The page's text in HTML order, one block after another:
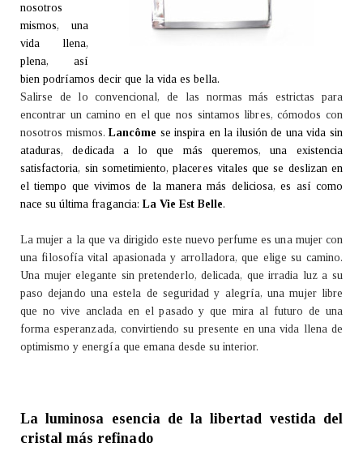
nosotros
mismos, una
vida llena,
plena, así
bien podríamos decir que la vida es bella.
Salirse de lo convencional, de las normas más estrictas para
encontrar un camino en el que nos sintamos libres, cómodos con
nosotros mismos.Lancôme se inspira en la ilusión de una vida sin
ataduras, dedicada a lo que más queremos, una existencia
satisfactoria, sin sometimiento, placeres vitales que se deslizan en
el tiempo que vivimos de la manera más deliciosa, es así como
nace su última fragancia:La Vie Est Belle.
La mujer a la que va dirigido este nuevo perfume es una mujer con
una filosofía vital apasionada y arrolladora, que elige su camino.
Una mujer elegante sin pretenderlo, delicada, que irradia luz a su
paso dejando una estela de seguridad y alegría, una mujer libre
que no vive anclada en el pasado y que mira al futuro de una
forma esperanzada, convirtiendo su presente en una vida llena de
optimismo y energía que emana desde su interior.
La luminosa esencia de la libertad vestida del
cristal más refinado